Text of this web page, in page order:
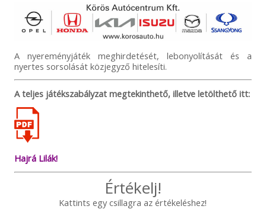
A nyereményjáték meghirdetését, lebonyolítását és a
nyertes sorsolását közjegyző hitelesíti.
A teljes játékszabályzat megtekinthető, illetve letölthető itt:
Hajrá Lilák!
Értékelj!
Kattints egy csillagra az értékeléshez!